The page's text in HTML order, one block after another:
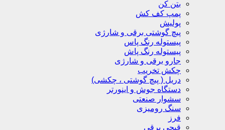
بتن کن
پمپ کف کش
پولیش
پیچ گوشتی برقی و شارژی
پیستوله رنگ پاس
پیستوله رنگ پاش
جارو برقی و شارژی
چکش تخریب
دریل ( پیچ گوشتی ، چکشی)
دستگاه جوش و اینورتر
سشوار صنعتی
سنگ رومیزی
فرز
قیچی برقی